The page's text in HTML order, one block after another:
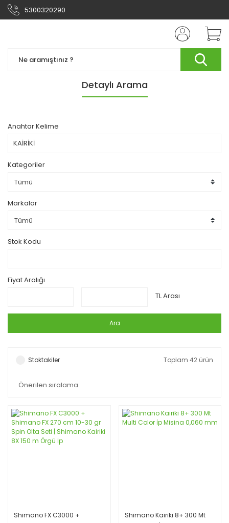
5300320290
Detaylı Arama
Anahtar Kelime
Kategoriler
Markalar
Stok Kodu
Fiyat Aralığı
TL Arası
Ara
Stoktakiler Toplam 42 ürün
Shimano FX C3000 +
Shimano Kairiki 8+ 300 Mt